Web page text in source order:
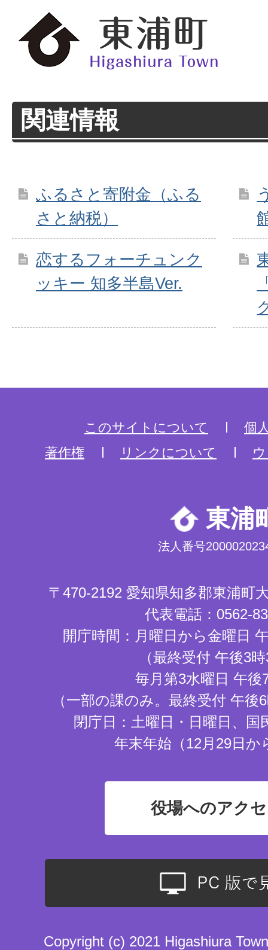
関連情報
ふるさと寄附金（ふる
さと納税）
恋するフォーチュンク
ッキー 知多半島Ver.
このサイトについて
個
著作権
リンクについて
東浦
法人番号
〒470-2192 愛知県知多郡東浦町
代表電話：0562-
開庁時間：月曜日から金曜日
（最終受付 午後3
毎月第3水曜日 午後
（一部の課のみ。最終受付 午
閉庁日：土曜日・日曜日、国
年末年始（12月29日か
役場へのアク
Copyright (c) 2021 Higashiura